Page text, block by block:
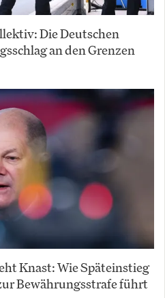
Die Deutschen
an den Grenzen
Knast: Wie Späteinstieg
Bewährungsstrafe führt